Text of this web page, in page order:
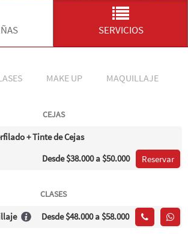
SERVICIOS
MAKE UP MAQUILLAJE
CEJAS
+ Tinte de Cejas
Desde$38.000a $50.000 Reservar
CLASES
Desde$48.000a $58.000